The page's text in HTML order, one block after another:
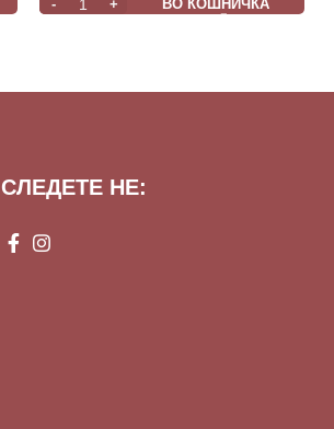
ВО КОШНИЧКА
СЛЕДЕТЕ НЕ: